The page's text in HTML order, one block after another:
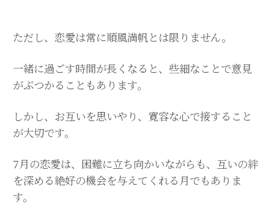
ただし、恋愛は常に順風満帆とは限りません。
一緒に過ごす時間が長くなると、些細なことで意見
がぶつかることもあります。
しかし、お互いを思いやり、寛容な心で接すること
が大切です。
7月の恋愛は、困難に立ち向かいながらも、互いの絆
を深める絶好の機会を与えてくれる月でもありま
す。